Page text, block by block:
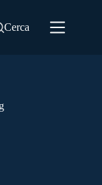
Cerca